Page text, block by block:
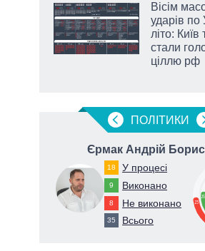
Вісім
ударів по
літо: Київ
стали
ціллю рф
ПОЛIТИКИ
Єрмак Андрій
18 У процесі
9 Виконано
8 Не виконано
35 Всього
23
26